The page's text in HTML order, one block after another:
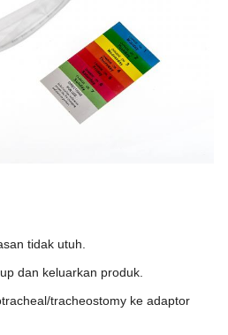
tidak utuh.
dan keluarkan produk.
tracheostomy ke adaptor